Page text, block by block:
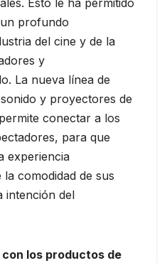
Esto le ha permitido
profundo
del cine y de la
y
La nueva línea de
y proyectores de
conectar a los
para que
experiencia
comodidad de sus
intención del
los productos de